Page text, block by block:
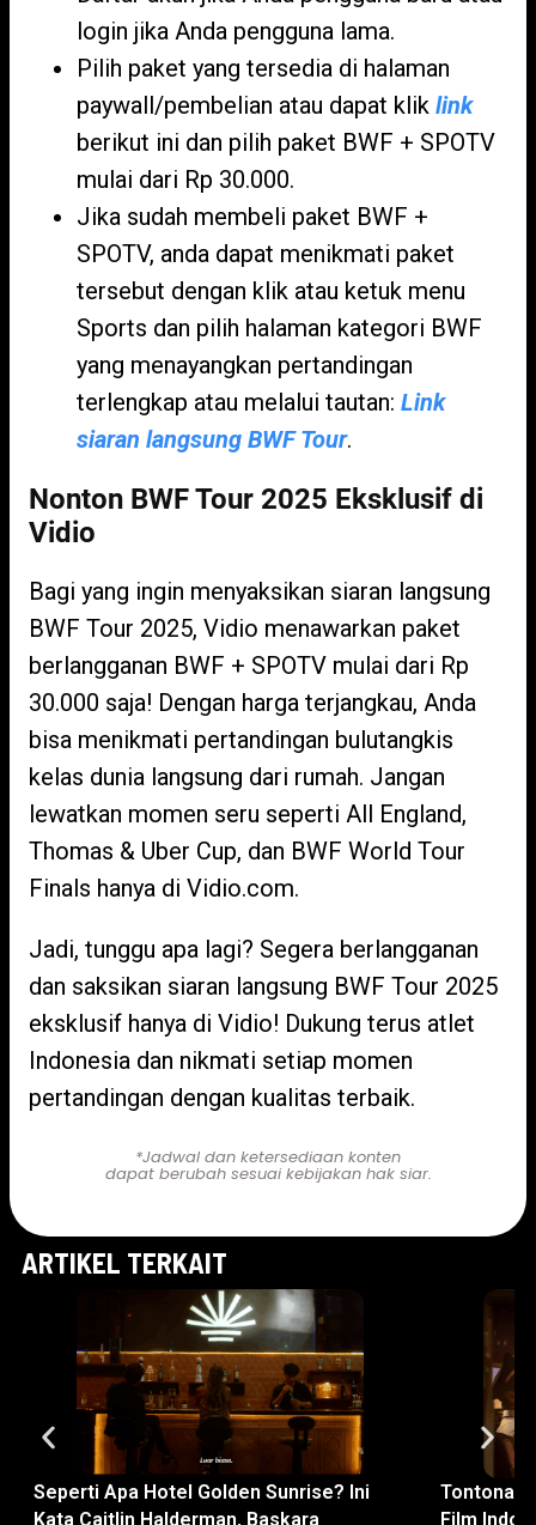
login jika Anda pengguna lama.
Pilih paket yang tersedia di halaman
paywall/pembelian atau dapat klik link
berikut ini dan pilih paket BWF + SPOTV
mulai dari Rp 30.000.
Jika sudah membeli paket BWF +
SPOTV, anda dapat menikmati paket
tersebut dengan klik atau ketuk menu
Sports dan pilih halaman kategori BWF
yang menayangkan pertandingan
terlengkap atau melalui tautan: Link
siaran langsung BWF Tour.
Nonton BWF Tour 2025 Eksklusif di
Vidio
Bagi yang ingin menyaksikan siaran langsung
BWF Tour 2025, Vidio menawarkan paket
berlangganan BWF + SPOTV mulai dari Rp
30.000 saja! Dengan harga terjangkau, Anda
bisa menikmati pertandingan bulutangkis
kelas dunia langsung dari rumah. Jangan
lewatkan momen seru seperti All England,
Thomas & Uber Cup, dan BWF World Tour
Finals hanya di Vidio.com.
Jadi, tunggu apa lagi? Segera berlangganan
dan saksikan siaran langsung BWF Tour 2025
eksklusif hanya di Vidio! Dukung terus atlet
Indonesia dan nikmati setiap momen
pertandingan dengan kualitas terbaik.
*Jadwal dan ketersediaan konten
dapat berubah sesuai kebijakan hak siar.
ARTIKEL TERKAIT
Seperti Apa Hotel Golden Sunrise? Ini
Kata Caitlin Halderman, Baskara
Tontonan
Film